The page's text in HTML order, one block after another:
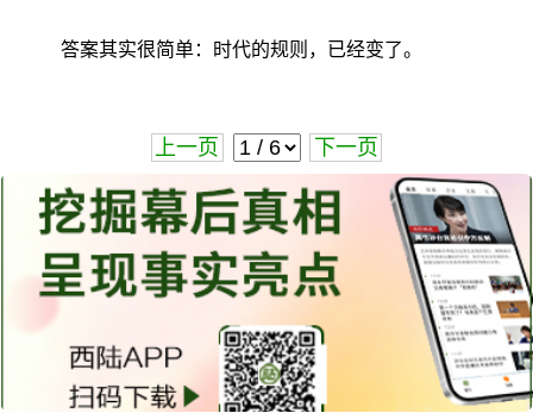
答案其实很简单：时代的规则，已经变了。
上一页 下一页